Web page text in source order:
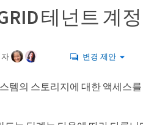
테넌트 계
변경 제안
템의 스토리지에 대한 액세스